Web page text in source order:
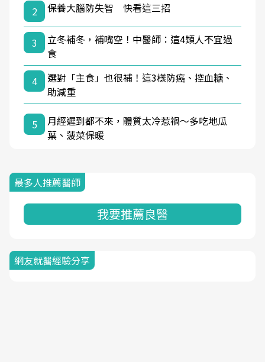
2
保養大腦防失智 快看這三招
3
立冬補冬，補嘴空！中醫師：這4類人不宜過
食
4
選對「主食」也很補！這3樣防癌、控血糖、
助減重
5
月經遲到都不來，體質太冷惹禍〜多吃地瓜
葉、菠菜保暖
最多人推薦醫師
我要推薦良醫
網友就醫經驗分享